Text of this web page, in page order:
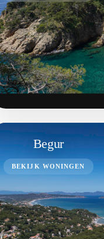
Begur
BEKIJK WONINGEN